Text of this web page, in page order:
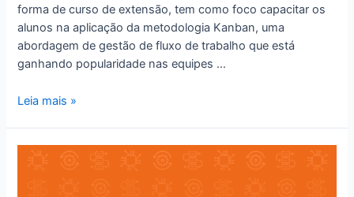
forma de curso de extensão, tem como foco capacitar os
alunos na aplicação da metodologia Kanban, uma
abordagem de gestão de fluxo de trabalho que está
ganhando popularidade nas equipes …
Leia mais »